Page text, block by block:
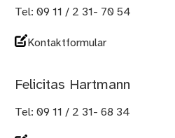
Tel: 09 11 / 2 31- 70 54
Kontaktformular
Felicitas Hartmann
Tel: 09 11 / 2 31- 68 34